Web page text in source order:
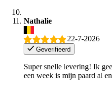
Nathalie
22-7-2026
Geverifieerd
Super snelle levering! Ik
een week is mijn paard al